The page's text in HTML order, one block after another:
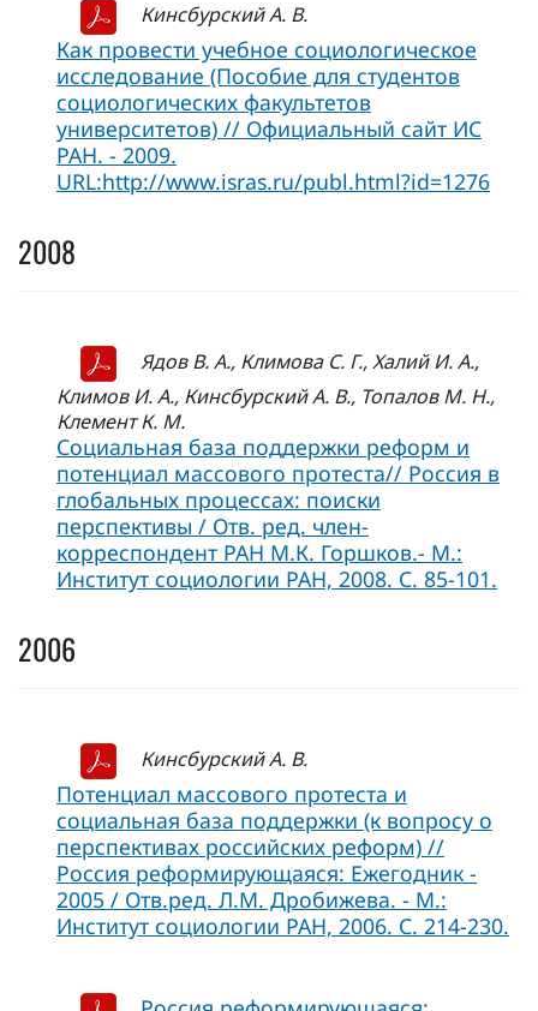
Кинсбурский А. В.
Как провести учебное социологическое
исследование (Пособие для студентов
социологических факультетов
университетов) // Официальный сайт ИC
РАН. - 2009.
URL:http://www.isras.ru/publ.html?id=1276
2008
Ядов В. А., Климова С. Г., Халий И. А.,
Климов И. А., Кинсбурский А. В., Топалов М. Н.,
Клемент К. М.
Социальная база поддержки реформ и
потенциал массового протеста// Россия в
глобальных процессах: поиски
перспективы / Отв. ред. член-
корреспондент РАН М.К. Горшков.- М.:
Институт социологии РАН, 2008. С. 85-101.
2006
Кинсбурский А. В.
Потенциал массового протеста и
социальная база поддержки (к вопросу о
перспективах российских реформ) //
Россия реформирующаяся: Ежегодник -
2005 / Отв.ред. Л.М. Дробижева. - М.:
Институт социологии РАН, 2006. С. 214-230.